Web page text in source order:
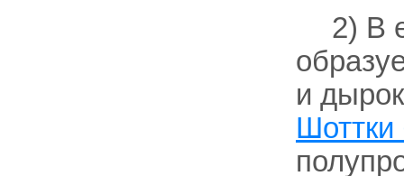
2) В
и
Шоттки